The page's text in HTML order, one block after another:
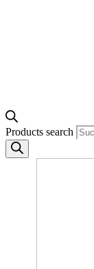
Products search